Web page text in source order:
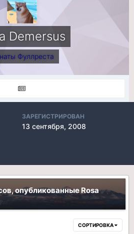
Demersus
Фуллреста
ЗАРЕГИСТРИРОВАН
13 сентября, 2008
опубликованные Rosa
СОРТИРОВКА